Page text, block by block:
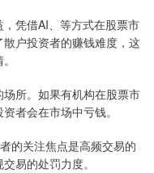
凭借AI、等方式在股票市
户投资者的赚钱难度，这
所。如果有机构在股票市
者会在市场中亏钱。
的关注焦点是高频交易的
易的处罚力度。